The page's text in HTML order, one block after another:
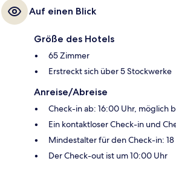
Auf einen Blick
Größe des Hotels
65 Zimmer
Erstreckt sich über 5 Stockwerke
Anreise/Abreise
Check-in ab: 16:00 Uhr, möglich
Ein kontaktloser Check-in und
Mindestalter für den Check-in: 18
Der Check-out ist um 10:00 Uhr